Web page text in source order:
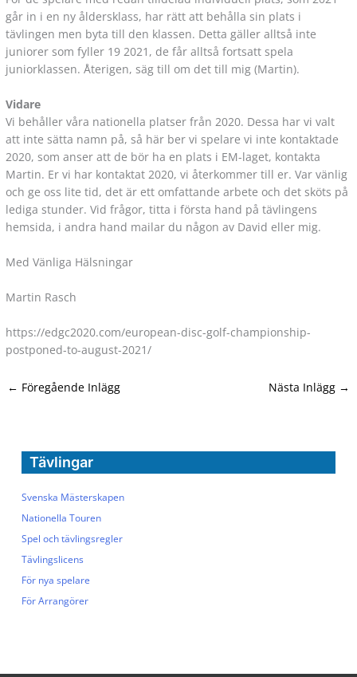
Tävlingar
Svenska Mästerskapen
Nationella Touren
Spel och tävlingsregler
Tävlingslicens
För nya spelare
För Arrangörer
går in i en ny åldersklass, har rätt att behålla sin plats i
tävlingen men byta till den klassen. Detta gäller alltså inte
juniorer som fyller 19 2021, de får alltså fortsatt spela
juniorklassen. Återigen, säg till om det till mig (Martin).
Vidare
Vi behåller våra nationella platser från 2020. Dessa har vi valt
att inte sätta namn på, så här ber vi spelare vi inte kontaktade
2020, som anser att de bör ha en plats i EM-laget, kontakta
Martin. Er vi har kontaktat 2020, vi återkommer till er. Var vänlig
och ge oss lite tid, det är ett omfattande arbete och det sköts på
lediga stunder. Vid frågor, titta i första hand på tävlingens
hemsida, i andra hand mailar du någon av David eller mig.
Med Vänliga Hälsningar
Martin Rasch
https://edgc2020.com/european-disc-golf-championship-
postponed-to-august-2021/
← Föregående Inlägg Nästa Inlägg →